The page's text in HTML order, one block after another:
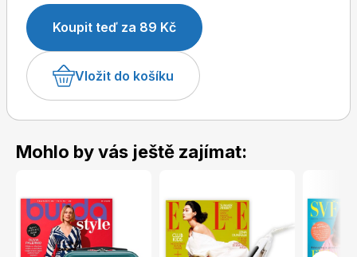
Koupit teď za 89 Kč
Vložit do košíku
Mohlo by vás ještě zajímat: